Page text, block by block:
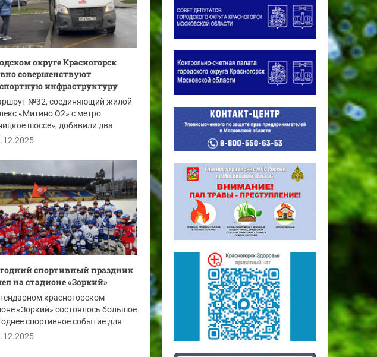
округе Красногорск
совершенствуют
инфраструктуру
№32, соединяющий жилой
«Митино О2» с метро
шоссе», добавили два
автобуса малого...
спортивный праздник
на стадионе «Зоркий»
красногорском
«Зоркий» состоялось большое
спортивное событие для
и...